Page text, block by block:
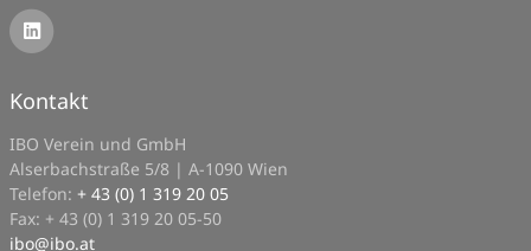
Kontakt
IBO Verein und GmbH
Alserbachstraße 5/8 | A-1090 Wien
Telefon: + 43 (0) 1 319 20 05
Fax: + 43 (0) 1 319 20 05-50
ibo@ibo.at